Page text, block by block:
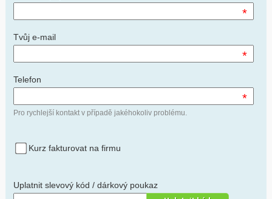
*
Tvůj e-mail
*
Telefon
*
Pro rychlejší kontakt v případě jakéhokoliv problému.
Kurz fakturovat na firmu
Uplatnit slevový kód / dárkový poukaz